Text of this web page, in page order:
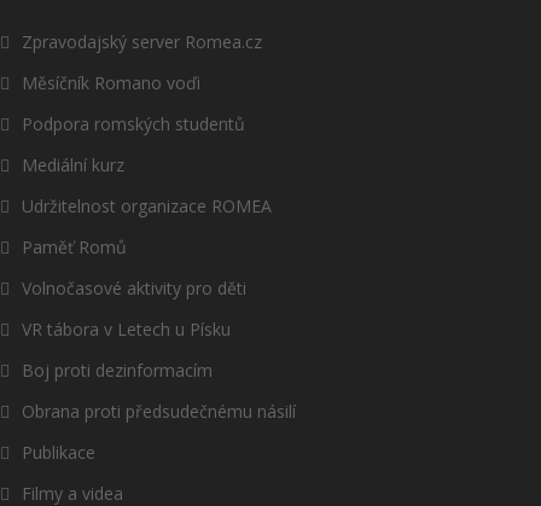
Zpravodajský server Romea.cz
Měsíčník Romano voďi
Podpora romských studentů
Mediální kurz
Udržitelnost organizace ROMEA
Paměť Romů
Volnočasové aktivity pro děti
VR tábora v Letech u Písku
Boj proti dezinformacím
Obrana proti předsudečnému násilí
Publikace
Filmy a videa